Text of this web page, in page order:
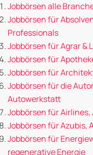
Jobbörsen alle
Jobbörsen für
Professionals
Jobbörsen für Agrar &
Jobbörsen für
Jobbörsen für
Jobbörsen für die
Autowerkstatt
Jobbörsen für
Jobbörsen für Azubis,
Jobbörsen für
regenerative Energie